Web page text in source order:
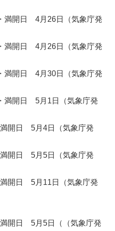
開日 4月26日（気象庁発
開日 4月26日（気象庁発
開日 4月30日（気象庁発
開日 5月1日（気象庁発
開日 5月4日（気象庁発
開日 5月5日（気象庁発
開日 5月11日（気象庁発
開日 5月5日（（気象庁発